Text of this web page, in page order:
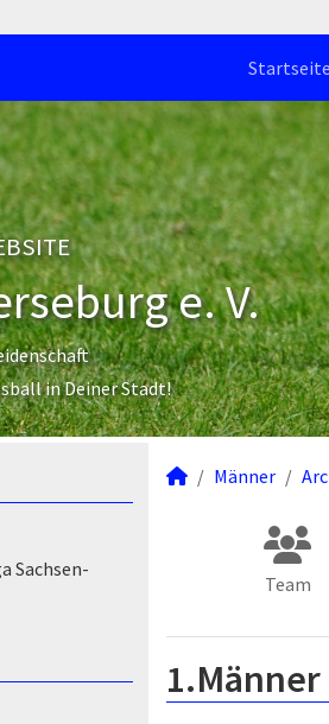
Startseite
e. V.
in Deiner Stadt!
Sachsen-
Männer
Team
1.Männer